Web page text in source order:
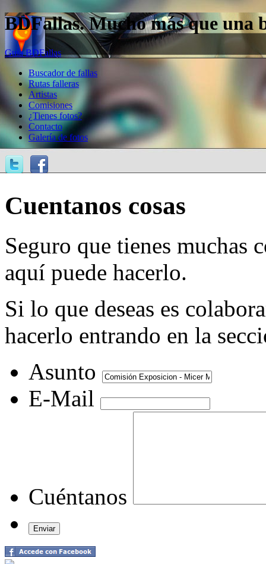
BDFallas. Mucho más que una
Guía BDFallas
Buscador de fallas
Rutas falleras
Artistas
Comisiones
¿Tienes fotos?
Contacto
Galería de fotos
Cuentanos cosas
Seguro que tienes muchas
aquí puede hacerlo.
Si lo que deseas es
hacerlo entrando en la
Asunto
E-Mail
Cuéntanos